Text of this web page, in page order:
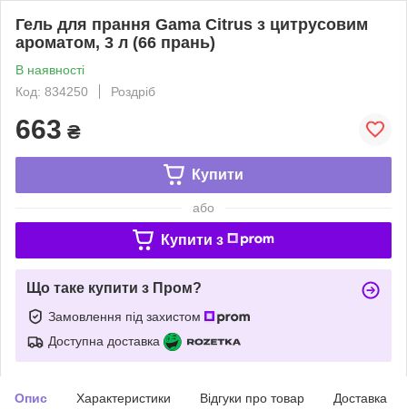
Гель для прання Gama Citrus з цитрусовим
ароматом, 3 л (66 прань)
В наявності
Код: 834250
Роздріб
663 ₴
Купити
або
Купити з
Що таке купити з Пром?
Замовлення під захистом
Доступна доставка
Опис Характеристики Відгуки про товар Доставка